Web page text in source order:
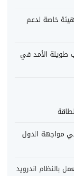
خاصة لدعم
طويلة الأمد في
في مواجهة الدول